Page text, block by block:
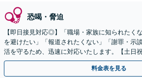
恐喝・脅迫
【即日接見対応◎】「職場・家族に知られたく
を避けたい」「報道されたくない」「謝罪・示
活を守るため、迅速に対応いたします。【土日
料金表を見る